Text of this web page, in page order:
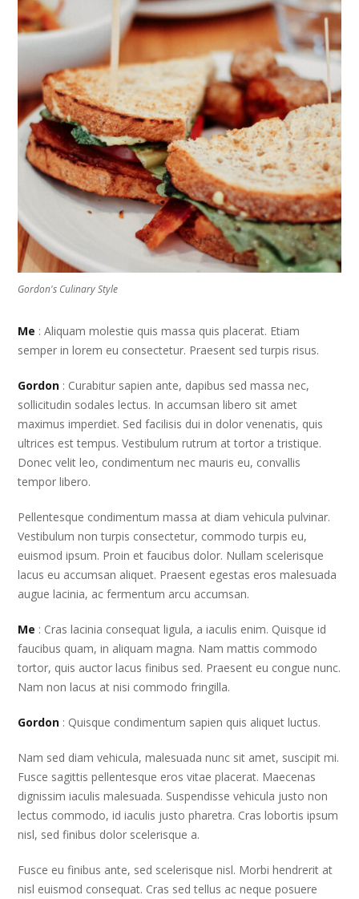
Gordon's Culinary Style
Me : Aliquam molestie quis massa quis placerat. Etiam
semper in lorem eu consectetur. Praesent sed turpis risus.
Gordon : Curabitur sapien ante, dapibus sed massa nec,
sollicitudin sodales lectus. In accumsan libero sit amet
maximus imperdiet. Sed facilisis dui in dolor venenatis, quis
ultrices est tempus. Vestibulum rutrum at tortor a tristique.
Donec velit leo, condimentum nec mauris eu, convallis
tempor libero.
Pellentesque condimentum massa at diam vehicula pulvinar.
Vestibulum non turpis consectetur, commodo turpis eu,
euismod ipsum. Proin et faucibus dolor. Nullam scelerisque
lacus eu accumsan aliquet. Praesent egestas eros malesuada
augue lacinia, ac fermentum arcu accumsan.
Me : Cras lacinia consequat ligula, a iaculis enim. Quisque id
faucibus quam, in aliquam magna. Nam mattis commodo
tortor, quis auctor lacus finibus sed. Praesent eu congue nunc.
Nam non lacus at nisi commodo fringilla.
Gordon : Quisque condimentum sapien quis aliquet luctus.
Nam sed diam vehicula, malesuada nunc sit amet, suscipit mi.
Fusce sagittis pellentesque eros vitae placerat. Maecenas
dignissim iaculis malesuada. Suspendisse vehicula justo non
lectus commodo, id iaculis justo pharetra. Cras lobortis ipsum
nisl, sed finibus dolor scelerisque a.
Fusce eu finibus ante, sed scelerisque nisl. Morbi hendrerit at
nisl euismod consequat. Cras sed tellus ac neque posuere